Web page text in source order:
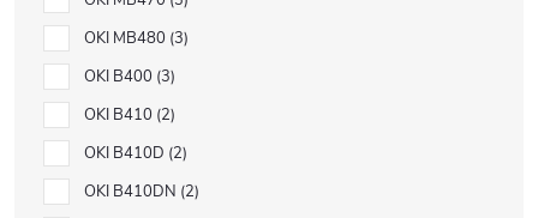
OKI MB480 3
OKI B400 3
OKI B410 2
OKI B410D 2
OKI B410DN 2